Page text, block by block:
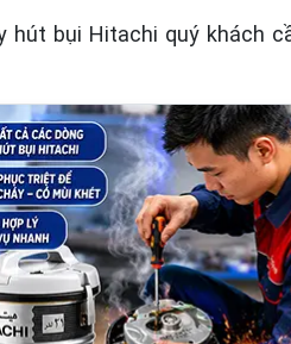
bụi Hitachi quý khách